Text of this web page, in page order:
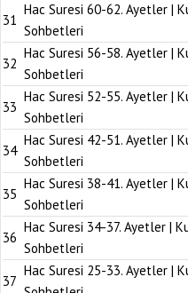
31
Hac Suresi 60-62. Ayetler |
Sohbetleri
32
Hac Suresi 56-58. Ayetler |
Sohbetleri
33
Hac Suresi 52-55. Ayetler |
Sohbetleri
34
Hac Suresi 42-51. Ayetler |
Sohbetleri
35
Hac Suresi 38-41. Ayetler |
Sohbetleri
36
Hac Suresi 34-37. Ayetler |
Sohbetleri
37
Hac Suresi 25-33. Ayetler |